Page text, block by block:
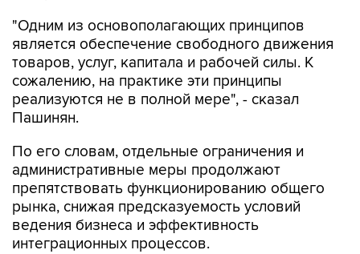
"Одним из основополагающих принципов
является обеспечение свободного движения
товаров, услуг, капитала и рабочей силы. К
сожалению, на практике эти принципы
реализуются не в полной мере", - сказал
Пашинян.
По его словам, отдельные ограничения и
административные меры продолжают
препятствовать функционированию общего
рынка, снижая предсказуемость условий
ведения бизнеса и эффективность
интеграционных процессов.